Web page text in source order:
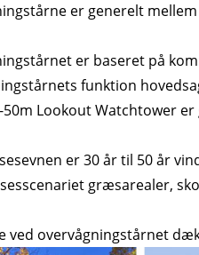
​​er generelt
er baseret på
funktion
50m Lookout Watchtower
er 30 år til 50 år
græsarealer,
ved overvågningstårnet